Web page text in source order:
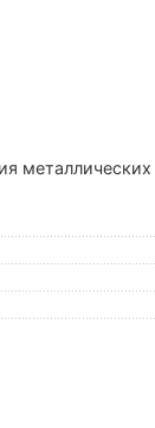
металлических